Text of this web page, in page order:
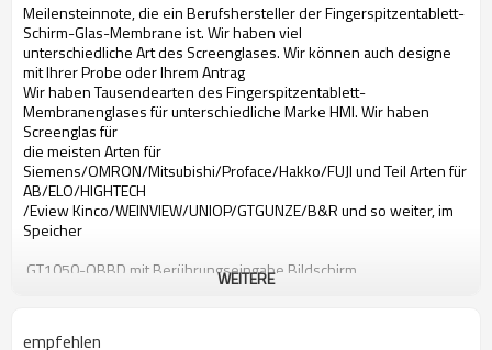
Meilensteinnote, die ein Berufshersteller der Fingerspitzentablett-
Schirm-Glas-Membrane ist. Wir haben viel
unterschiedliche Art des Screenglases. Wir können auch designe
mit Ihrer Probe oder Ihrem Antrag
Wir haben Tausendearten des Fingerspitzentablett-
Membranenglases für unterschiedliche Marke HMI. Wir haben
Screenglas für
die meisten Arten für
Siemens/OMRON/Mitsubishi/Proface/Hakko/FUJI und Teil Arten für
AB/ELO/HIGHTECH
/Eview Kinco/WEINVIEW/UNIOP/GTGUNZE/B&R und so weiter, im
Speicher
GT1050-QBBD mit Berührungseingabe Bildschirm
Mit Berührungseingabe Bildschirm Mitsubishi-GT1050-QBBD
WEITERE
empfehlen